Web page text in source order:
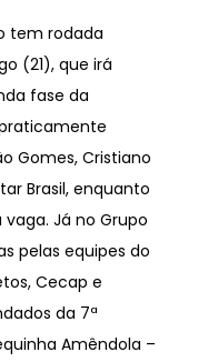
tem rodada
(21), que irá
fase da
Gomes, Cristiano
Brasil, enquanto
Já no Grupo
pelas equipes do
Cecap e
da 7ª
Amêndola –